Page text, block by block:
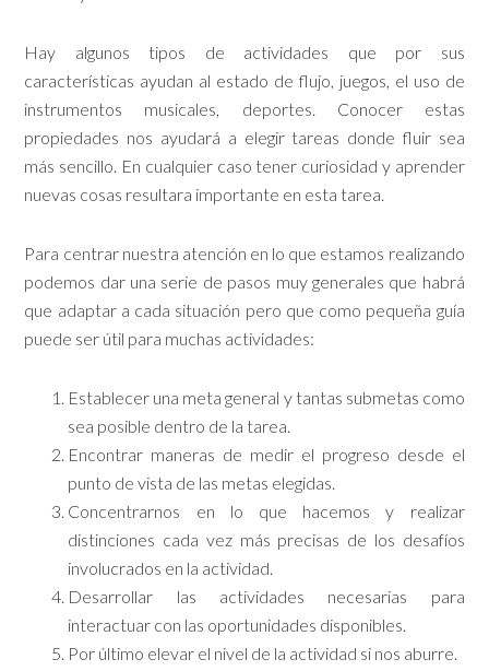
Hay algunos tipos de actividades que por sus
características ayudan al estado de flujo, juegos, el uso de
instrumentos musicales, deportes. Conocer estas
propiedades nos ayudará a elegir tareas donde fluir sea
más sencillo. En cualquier caso tener curiosidad y aprender
nuevas cosas resultara importante en esta tarea.
Para centrar nuestra atención en lo que estamos realizando
podemos dar una serie de pasos muy generales que habrá
que adaptar a cada situación pero que como pequeña guía
puede ser útil para muchas actividades:
Establecer una meta general y tantas submetas como
sea posible dentro de la tarea.
Encontrar maneras de medir el progreso desde el
punto de vista de las metas elegidas.
Concentrarnos en lo que hacemos y realizar
distinciones cada vez más precisas de los desafíos
involucrados en la actividad.
Desarrollar las actividades necesarias para
interactuar con las oportunidades disponibles.
Por último elevar el nivel de la actividad si nos aburre.